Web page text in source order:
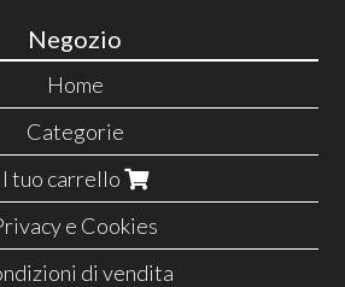
Negozio
Home
Categorie
Il tuo carrello
e Cookies
di vendita